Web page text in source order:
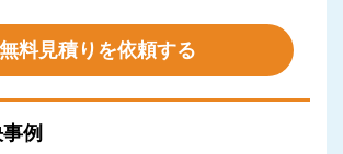
無料見積りを依頼する
例